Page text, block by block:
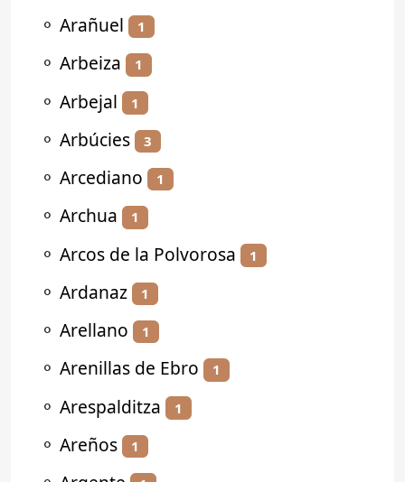
⚬ Arañuel 1
⚬ Arbeiza 1
⚬ Arbejal 1
⚬ Arbúcies 3
⚬ Arcediano 1
⚬ Archua 1
⚬ Arcos de la Polvorosa 1
⚬ Ardanaz 1
⚬ Arellano 1
⚬ Arenillas de Ebro 1
⚬ Arespalditza 1
⚬ Areños 1